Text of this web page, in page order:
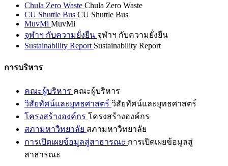
Chula Zero Waste Chula Zero Waste
CU Shuttle Bus CU Shuttle Bus
MuvMi MuvMi
จุฬาฯ กับความยั่งยืน จุฬาฯ กับความยั่งยืน
Sustainability Report Sustainability Report
การบริหาร
คณะผู้บริหาร คณะผู้บริหาร
วิสัยทัศน์และยุทธศาสตร์ วิสัยทัศน์และยุทธศาสตร์
โครงสร้างองค์กร โครงสร้างองค์กร
สภามหาวิทยาลัย สภามหาวิทยาลัย
การเปิดเผยข้อมูลสู่สาธารณะ การเปิดเผยข้อมูลสู่
สาธารณะ